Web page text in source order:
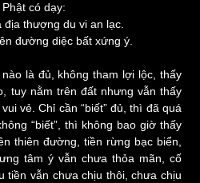
có dạy:
thượng du vi an lạc.
đường diệc bất xứng ý.
là đủ, không tham lợi lộc, thấy
tuy nằm trên đất nhưng vẫn thấy
vẻ. Chỉ cần “biết” đủ, thì đã quá
“biết”, thì không bao giờ thấy
thiên đường, tiền rừng bạc biển,
tâm ý vẫn chưa thỏa mãn, cố
tiền vẫn chưa chịu thôi, chưa chịu